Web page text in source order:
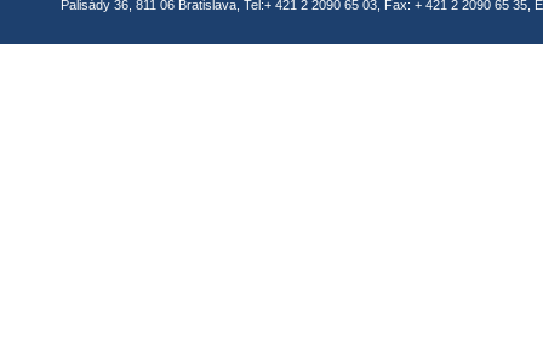
Palisády 36, 811 06 Bratislava, Tel:+ 421 2 2090 65 03, Fax: + 421 2 2090 65 35,